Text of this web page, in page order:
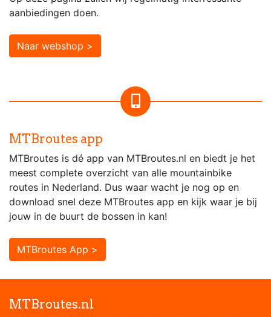
aanbiedingen doen.
Naar webshop >
MTBroutes app
MTBroutes is dé app van MTBroutes.nl en biedt je het
meest complete overzicht van alle mountainbike
routes in Nederland. Dus waar wacht je nog op en
download snel deze MTBroutes app en kijk waar je bij
jouw in de buurt de bossen in kan!
MTBroutes App >
MTBroutes.nl